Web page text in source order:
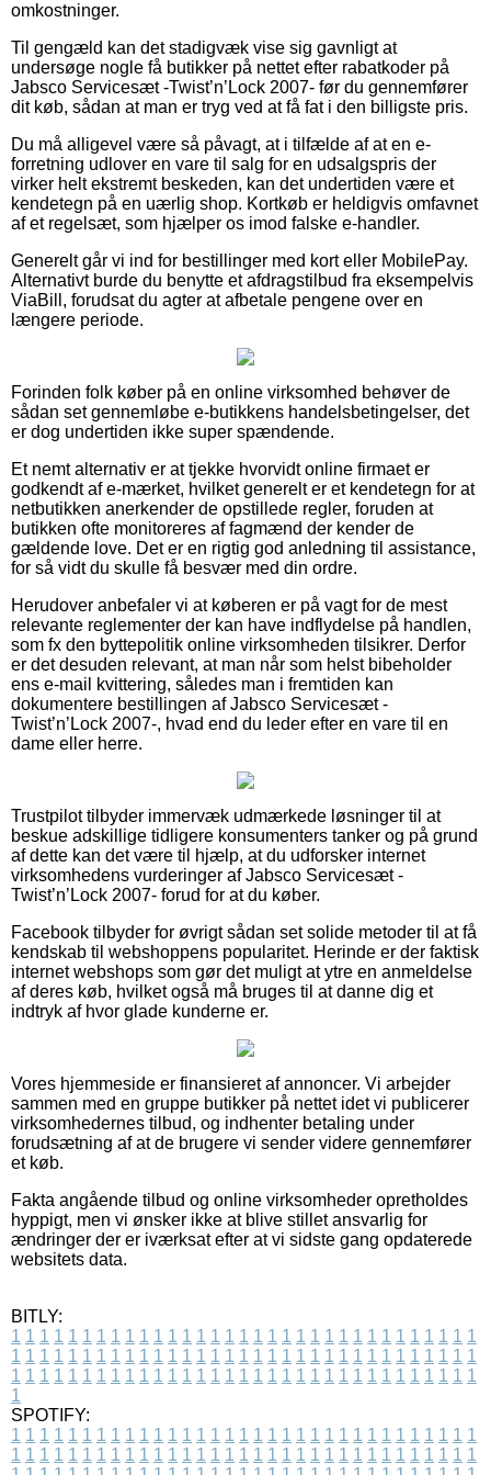
omkostninger.
Til gengæld kan det stadigvæk vise sig gavnligt at
undersøge nogle få butikker på nettet efter rabatkoder på
Jabsco Servicesæt -Twist’n’Lock 2007- før du gennemfører
dit køb, sådan at man er tryg ved at få fat i den billigste pris.
Du må alligevel være så påvagt, at i tilfælde af at en e-
forretning udlover en vare til salg for en udsalgspris der
virker helt ekstremt beskeden, kan det undertiden være et
kendetegn på en uærlig shop. Kortkøb er heldigvis omfavnet
af et regelsæt, som hjælper os imod falske e-handler.
Generelt går vi ind for bestillinger med kort eller MobilePay.
Alternativt burde du benytte et afdragstilbud fra eksempelvis
ViaBill, forudsat du agter at afbetale pengene over en
længere periode.
Forinden folk køber på en online virksomhed behøver de
sådan set gennemløbe e-butikkens handelsbetingelser, det
er dog undertiden ikke super spændende.
Et nemt alternativ er at tjekke hvorvidt online firmaet er
godkendt af e-mærket, hvilket generelt er et kendetegn for at
netbutikken anerkender de opstillede regler, foruden at
butikken ofte monitoreres af fagmænd der kender de
gældende love. Det er en rigtig god anledning til assistance,
for så vidt du skulle få besvær med din ordre.
Herudover anbefaler vi at køberen er på vagt for de mest
relevante reglementer der kan have indflydelse på handlen,
som fx den byttepolitik online virksomheden tilsikrer. Derfor
er det desuden relevant, at man når som helst bibeholder
ens e-mail kvittering, således man i fremtiden kan
dokumentere bestillingen af Jabsco Servicesæt -
Twist’n’Lock 2007-, hvad end du leder efter en vare til en
dame eller herre.
Trustpilot tilbyder immervæk udmærkede løsninger til at
beskue adskillige tidligere konsumenters tanker og på grund
af dette kan det være til hjælp, at du udforsker internet
virksomhedens vurderinger af Jabsco Servicesæt -
Twist’n’Lock 2007- forud for at du køber.
Facebook tilbyder for øvrigt sådan set solide metoder til at få
kendskab til webshoppens popularitet. Herinde er der faktisk
internet webshops som gør det muligt at ytre en anmeldelse
af deres køb, hvilket også må bruges til at danne dig et
indtryk af hvor glade kunderne er.
Vores hjemmeside er finansieret af annoncer. Vi arbejder
sammen med en gruppe butikker på nettet idet vi publicerer
virksomhedernes tilbud, og indhenter betaling under
forudsætning af at de brugere vi sender videre gennemfører
et køb.
Fakta angående tilbud og online virksomheder opretholdes
hyppigt, men vi ønsker ikke at blive stillet ansvarlig for
ændringer der er iværksat efter at vi sidste gang opdaterede
websitets data.
BITLY:
1 1 1 1 1 1 1 1 1 1 1 1 1 1 1 1 1 1 1 1 1 1 1 1 1 1 1 1 1 1 1 1 1
1 1 1 1 1 1 1 1 1 1 1 1 1 1 1 1 1 1 1 1 1 1 1 1 1 1 1 1 1 1 1 1 1
1 1 1 1 1 1 1 1 1 1 1 1 1 1 1 1 1 1 1 1 1 1 1 1 1 1 1 1 1 1 1 1 1
1
SPOTIFY:
1 1 1 1 1 1 1 1 1 1 1 1 1 1 1 1 1 1 1 1 1 1 1 1 1 1 1 1 1 1 1 1 1
1 1 1 1 1 1 1 1 1 1 1 1 1 1 1 1 1 1 1 1 1 1 1 1 1 1 1 1 1 1 1 1 1